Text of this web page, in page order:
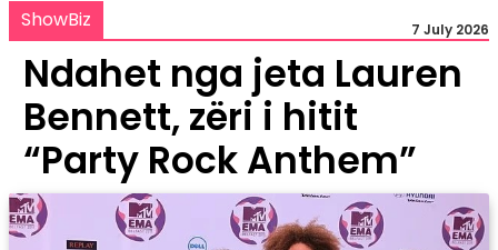
ShowBiz 7 July 2026
Ndahet nga jeta Lauren
Bennett, zëri i hitit
“Party Rock Anthem”